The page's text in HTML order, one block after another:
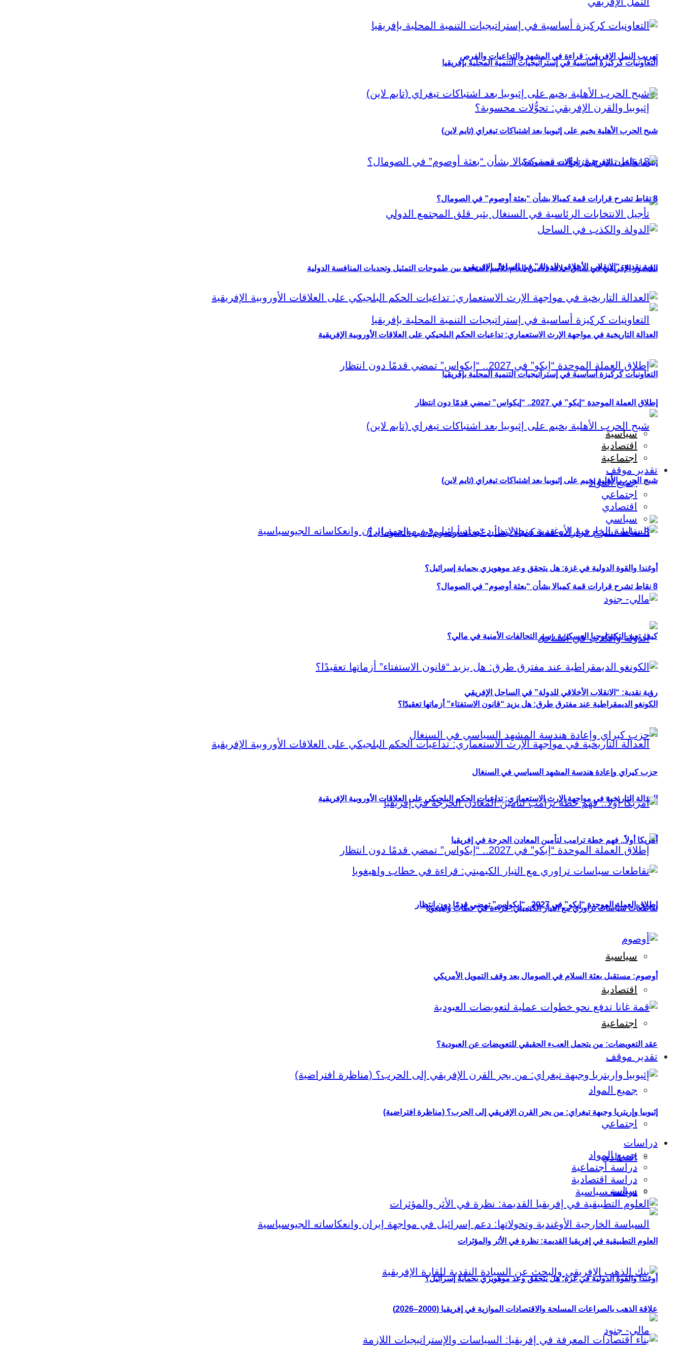
تهريب النمل الإفريقي: قراءة في المشهد والتداعيات والفرص
إثيوبيا والقرن الإفريقي: تحوُّلات محسوبة؟
الحضور الإفريقي في سباق خلافة الأمين العام للأمم المتحدة بين طموحات التمثيل وتحديات المنافسة الدولية
التعاونيات كركيزة أساسية في إستراتيجيات التنمية المحلية بإفريقيا
شبح الحرب الأهلية يخيم على إثيوبيا بعد اشتباكات تيغراي (تايم لاين)
8 نقاط تشرح قرارات قمة كمبالا بشأن “بعثة أوصوم” في الصومال؟
رؤية نقدية: “الانقلاب الأخلاقي للدولة” في الساحل الإفريقي
العدالة التاريخية في مواجهة الإرث الاستعماري: تداعيات الحكم البلجيكي على العلاقات الأوروبية الإفريقية
إطلاق العملة الموحدة “إيكو” في 2027.. “إيكواس” تمضي قدمًا دون انتظار
سياسية
اقتصادية
اجتماعية
تقدير موقف
جميع المواد
اجتماعي
اقتصادي
سياسي
أوغندا والقوة الدولية في غزة: هل يتحقق وعد موهويزي بحماية إسرائيل؟
التعاونيات كركيزة أساسية في إستراتيجيات التنمية المحلية بإفريقيا
شبح الحرب الأهلية يخيم على إثيوبيا بعد اشتباكات تيغراي (تايم لاين)
8 نقاط تشرح قرارات قمة كمبالا بشأن “بعثة أوصوم” في الصومال؟
رؤية نقدية: “الانقلاب الأخلاقي للدولة” في الساحل الإفريقي
العدالة التاريخية في مواجهة الإرث الاستعماري: تداعيات الحكم البلجيكي على العلاقات الأوروبية الإفريقية
إطلاق العملة الموحدة “إيكو” في 2027.. “إيكواس” تمضي قدمًا دون انتظار
سياسية
اقتصادية
اجتماعية
تقدير موقف
جميع المواد
اجتماعي
اقتصادي
سياسي
أوغندا والقوة الدولية في غزة: هل يتحقق وعد موهويزي بحماية إسرائيل؟
كيف تعيد التكنولوجيا العسكرية رسم التحالفات الأمنية في مالي؟
الكونغو الديمقراطية عند مفترق طرق: هل يزيد “قانون الاستفتاء” أزماتها تعقيدًا؟
حزب كيراي وإعادة هندسة المشهد السياسي في السنغال
أمريكا أولاً.. فهم خطة ترامب لتأمين المعادن الحرجة في إفريقيا
تقاطعات سياسات تراوري مع التيار الكيميتي: قراءة في خطاب واهيغويا
أوصوم: مستقبل بعثة السلام في الصومال بعد وقف التمويل الأمريكي
عقد التعويضات: من يتحمل العبء الحقيقي للتعويضات عن العبودية؟
إثيوبيا وإريتريا وجبهة تيغراي: من يجر القرن الإفريقي إلى الحرب؟ (مناظرة افتراضية)
دراسات
جميع المواد
دراسة اجتماعية
دراسة اقتصادية
دراسة سياسية
العلوم التطبيقية في إفريقيا القديمة: نظرة في الأثر والمؤثرات
علاقة الذهب بالصراعات المسلحة والاقتصادات الموازية في إفريقيا (2000–2026)